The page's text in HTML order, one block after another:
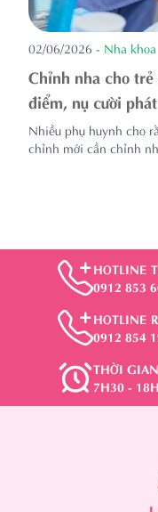
02/06/2026 - Nha khoa
Chỉnh nha cho
điểm, nụ cười
Nhiều phụ huynh cho
chỉnh mới cần chỉnh
HOTLINE
0912 853
HOTLINE
0912 854
THỜI
7H30 -